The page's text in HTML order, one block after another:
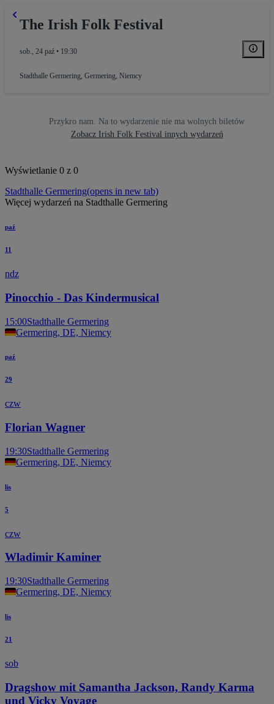
The Irish Folk Festival
sob., 24 paź • 19:30
Stadthalle Germering, Germering, Niemcy
Przykro nam. Na to wydarzenie nie ma wolnych biletów
Zobacz Irish Folk Festival innych wydarzeń
Wyświetlanie 0 z 0
Stadthalle Germering(opens in new tab)
Więcej wydarzeń na Stadthalle Germering
paź
11
ndz
Pinocchio - Das Kindermusical
15:00Stadthalle Germering
Germering, DE, Niemcy
paź
29
czw
Florian Wagner
19:30Stadthalle Germering
Germering, DE, Niemcy
lis
5
czw
Wladimir Kaminer
19:30Stadthalle Germering
Germering, DE, Niemcy
lis
21
sob
Dragshow mit Samantha Jackson, Randy Karma
und Vicky Voyage